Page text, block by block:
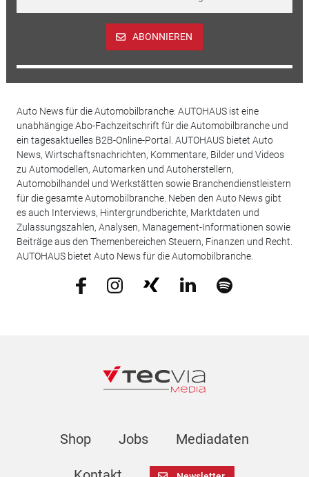
ABONNIEREN
Auto News für die Automobilbranche: AUTOHAUS ist eine
unabhängige Abo-Fachzeitschrift für die Automobilbranche und
ein tagesaktuelles B2B-Online-Portal. AUTOHAUS bietet Auto
News, Wirtschaftsnachrichten, Kommentare, Bilder und Videos
zu Automodellen, Automarken und Autoherstellern,
Automobilhandel und Werkstätten sowie Branchendienstleistern
für die gesamte Automobilbranche. Neben den Auto News gibt
es auch Interviews, Hintergrundberichte, Marktdaten und
Zulassungszahlen, Analysen, Management-Informationen sowie
Beiträge aus den Themenbereichen Steuern, Finanzen und Recht.
AUTOHAUS bietet Auto News für die Automobilbranche.
Shop Jobs Mediadaten